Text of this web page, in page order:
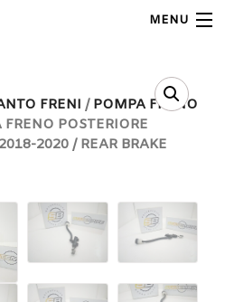
MENU
FRENI / POMPA FRENO
POSTERIORE
2020 / REAR BRAKE